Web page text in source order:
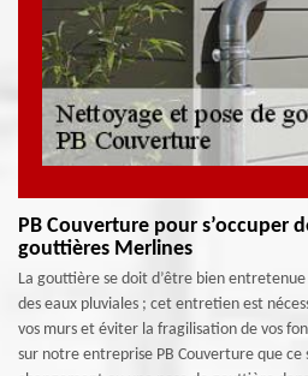
PB Couverture pour s’occuper
gouttières Merlines
La gouttière se doit d’être bien
des eaux pluviales ; cet entretien est
vos murs et éviter la fragilisation de vos
sur notre entreprise PB Couverture que